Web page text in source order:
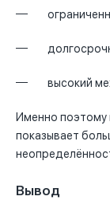
высокий
Именно поэтому
показывает
Вывод